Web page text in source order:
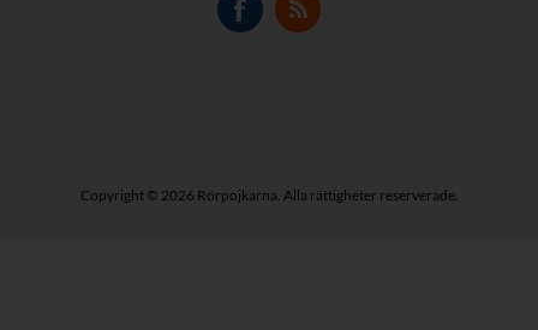
Copyright © 2026 Rörpojkarna. Alla rättigheter reserverade.